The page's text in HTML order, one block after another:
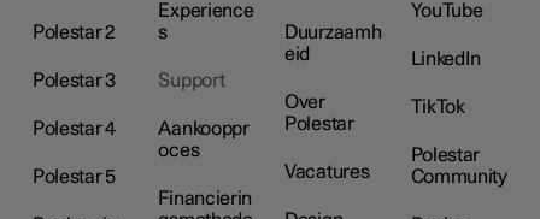
Polestar 2
Polestar 3
Polestar 4
Polestar 5
Experience
s
Support
Aankooppr
oces
Financierin
Duurzaamh
eid
Over
Polestar
Vacatures
YouTube
LinkedIn
TikTok
Polestar
Community